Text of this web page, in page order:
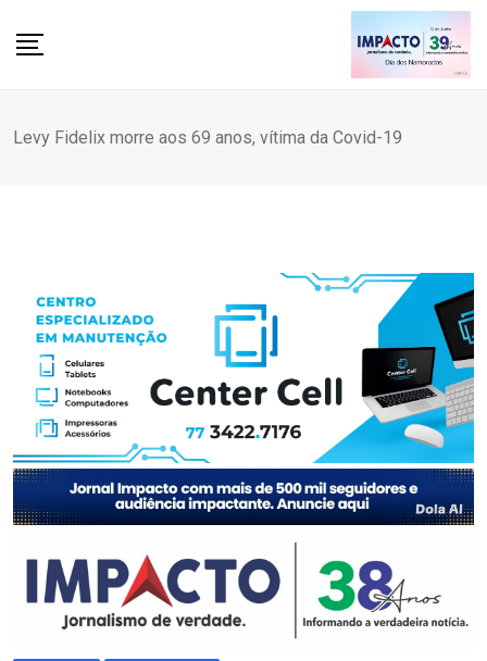
Levy Fidelix morre aos 69 anos, vítima da Covid-19